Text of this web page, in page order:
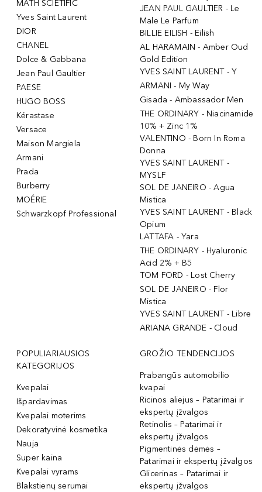
MATH SCIETIFIC
Yves Saint Laurent
DIOR
CHANEL
Dolce & Gabbana
Jean Paul Gaultier
PAESE
HUGO BOSS
Kérastase
Versace
Maison Margiela
Armani
Prada
Burberry
MOÉRIE
Schwarzkopf Professional
JEAN PAUL GAULTIER - Le
Male Le Parfum
BILLIE EILISH - Eilish
AL HARAMAIN - Amber Oud
Gold Edition
YVES SAINT LAURENT - Y
ARMANI - My Way
Gisada - Ambassador Men
THE ORDINARY - Niacinamide
10% + Zinc 1%
VALENTINO - Born In Roma
Donna
YVES SAINT LAURENT -
MYSLF
SOL DE JANEIRO - Agua
Mistica
YVES SAINT LAURENT - Black
Opium
LATTAFA - Yara
THE ORDINARY - Hyaluronic
Acid 2% + B5
TOM FORD - Lost Cherry
SOL DE JANEIRO - Flor
Mistica
YVES SAINT LAURENT - Libre
ARIANA GRANDE - Cloud
POPULIARIAUSIOS
KATEGORIJOS
Kvepalai
Išpardavimas
Kvepalai moterims
Dekoratyvinė kosmetika
Nauja
Super kaina
Kvepalai vyrams
Blakstienų serumai
GROŽIO TENDENCIJOS
Prabangūs automobilio
kvapai
Ricinos aliejus – Patarimai ir
ekspertų įžvalgos
Retinolis – Patarimai ir
ekspertų įžvalgos
Pigmentinės dėmės –
Patarimai ir ekspertų įžvalgos
Glicerinas – Patarimai ir
ekspertų įžvalgos